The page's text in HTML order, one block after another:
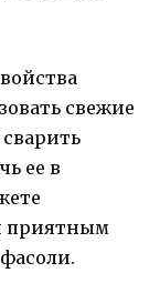
свежие
ее в
приятным